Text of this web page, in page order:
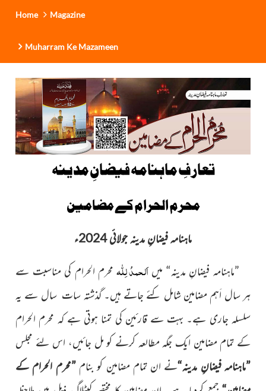
Home Magazine
Muharram Ke Mazameen
تعارفِ ماہنامہ فیضانِ مدینہ
محرم الحرام کے مضامین
ماہنامہ فیضانِ مدینہ جولائی 2024ء
”ماہنامہ فیضانِ مدینہ“ میںاَلحمدُ لِلّٰہمحرم الحرام کی مناسبت سے
ہر سال اَہم مضامین شامل کئے جاتے ہیں۔ گذشتہ سات سال سے یہ
سلسلہ جاری ہے۔ بہت سے قارئین کی تمنا ہوتی ہے کہ محرم الحرام
کے تمام مضامین ایک جگہ مطالعہ کرنے کو مل جائیں، اس لئے مجلس
”ماہنامہ فیضانِ مدینہ“نے ان تمام مضامین کو بنام”محرم الحرام کے